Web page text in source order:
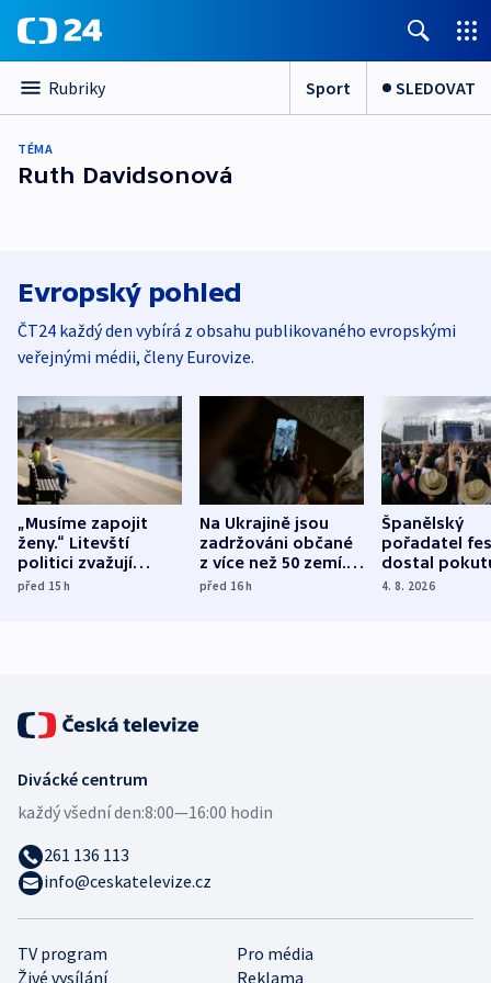
Rubriky Sport SLEDOVAT
TÉMA
Ruth Davidsonová
Evropský pohled
ČT24 každý den vybírá z obsahu publikovaného evropskými
veřejnými médii, členy Eurovize.
„Musíme zapojit
ženy.“ Litevští
politici zvažují
dohodu o
před 15h
Na Ukrajině jsou
zadržováni občané
z více než 50 zemí.
Bojovali na straně
před 16h
Španělský
pořadatel
dostal
nekalé
4. 8. 2026
TV program
Pro média
Živé vysílání
Reklama
Divácké centrum
každý všední den:8:00—16:00 hodin
261 136 113
info@ceskatelevize.cz